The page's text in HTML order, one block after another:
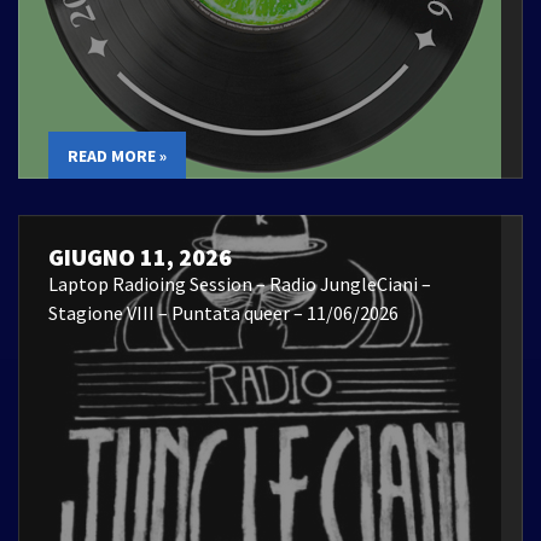
READ MORE »
GIUGNO 11, 2026
Laptop Radioing Session – Radio JungleCiani –
Stagione VIII – Puntata queer – 11/06/2026